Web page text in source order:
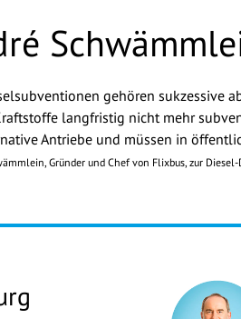
gehören sukzessive
langfristig nicht mehr
Antriebe und müssen in
Gründer und Chef von Flixbus, zur